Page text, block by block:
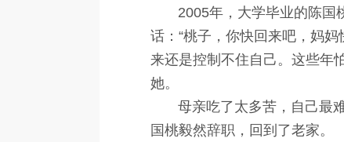
2005年，大学毕业的陈国桃
话：“桃子，你快回来吧，妈
来还是控制不住自己。这些年
她。
母亲吃了太多苦，自己最难
国桃毅然辞职，回到了老家。